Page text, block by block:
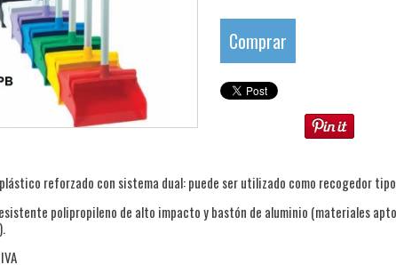
Comprar
reforzado con sistema dual: puede ser utilizado como recogedor
polipropileno de alto impacto y bastón de aluminio (materiales